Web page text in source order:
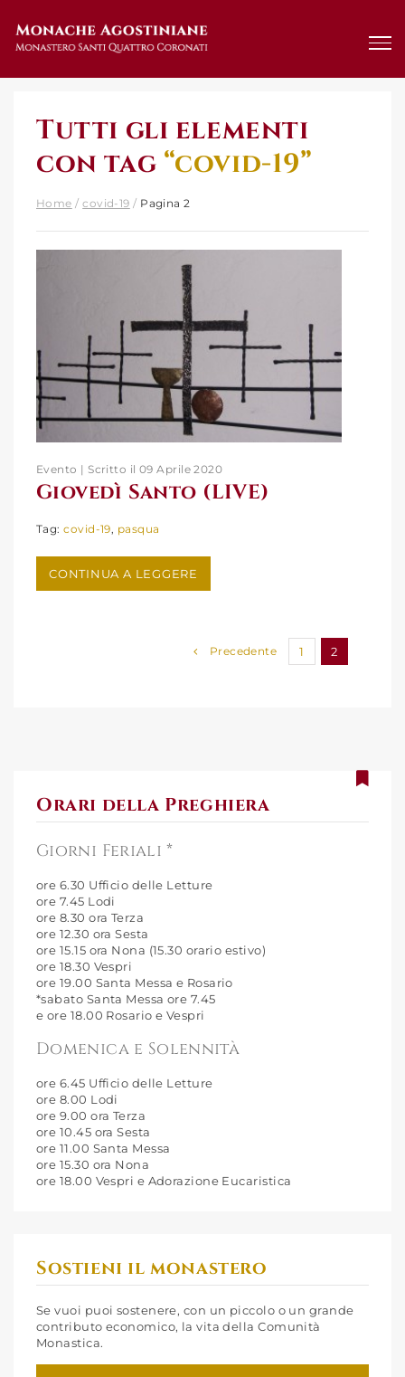
Tutti gli elementi
con tag “covid-19”
Home /covid-19 / Pagina 2
Giovedì Santo (LIVE)
Evento | Scritto il 09 Aprile 2020
Giovedì Santo (LIVE)
Tag:covid-19, pasqua
CONTINUA A LEGGERE
Precedente 1 2
Orari della Preghiera
Giorni Feriali *
ore 6.30 Ufficio delle Letture
ore 7.45 Lodi
ore 8.30 ora Terza
ore 12.30 ora Sesta
ore 15.15 ora Nona (15.30 orario estivo)
ore 18.30 Vespri
ore 19.00 Santa Messa e Rosario
*sabato Santa Messa ore 7.45
e ore 18.00 Rosario e Vespri
Domenica e Solennità
ore 6.45 Ufficio delle Letture
ore 8.00 Lodi
ore 9.00 ora Terza
ore 10.45 ora Sesta
ore 11.00 Santa Messa
ore 15.30 ora Nona
ore 18.00 Vespri e Adorazione Eucaristica
Sostieni il monastero
Se vuoi puoi sostenere, con un piccolo o un grande
contributo economico, la vita della Comunità
Monastica.